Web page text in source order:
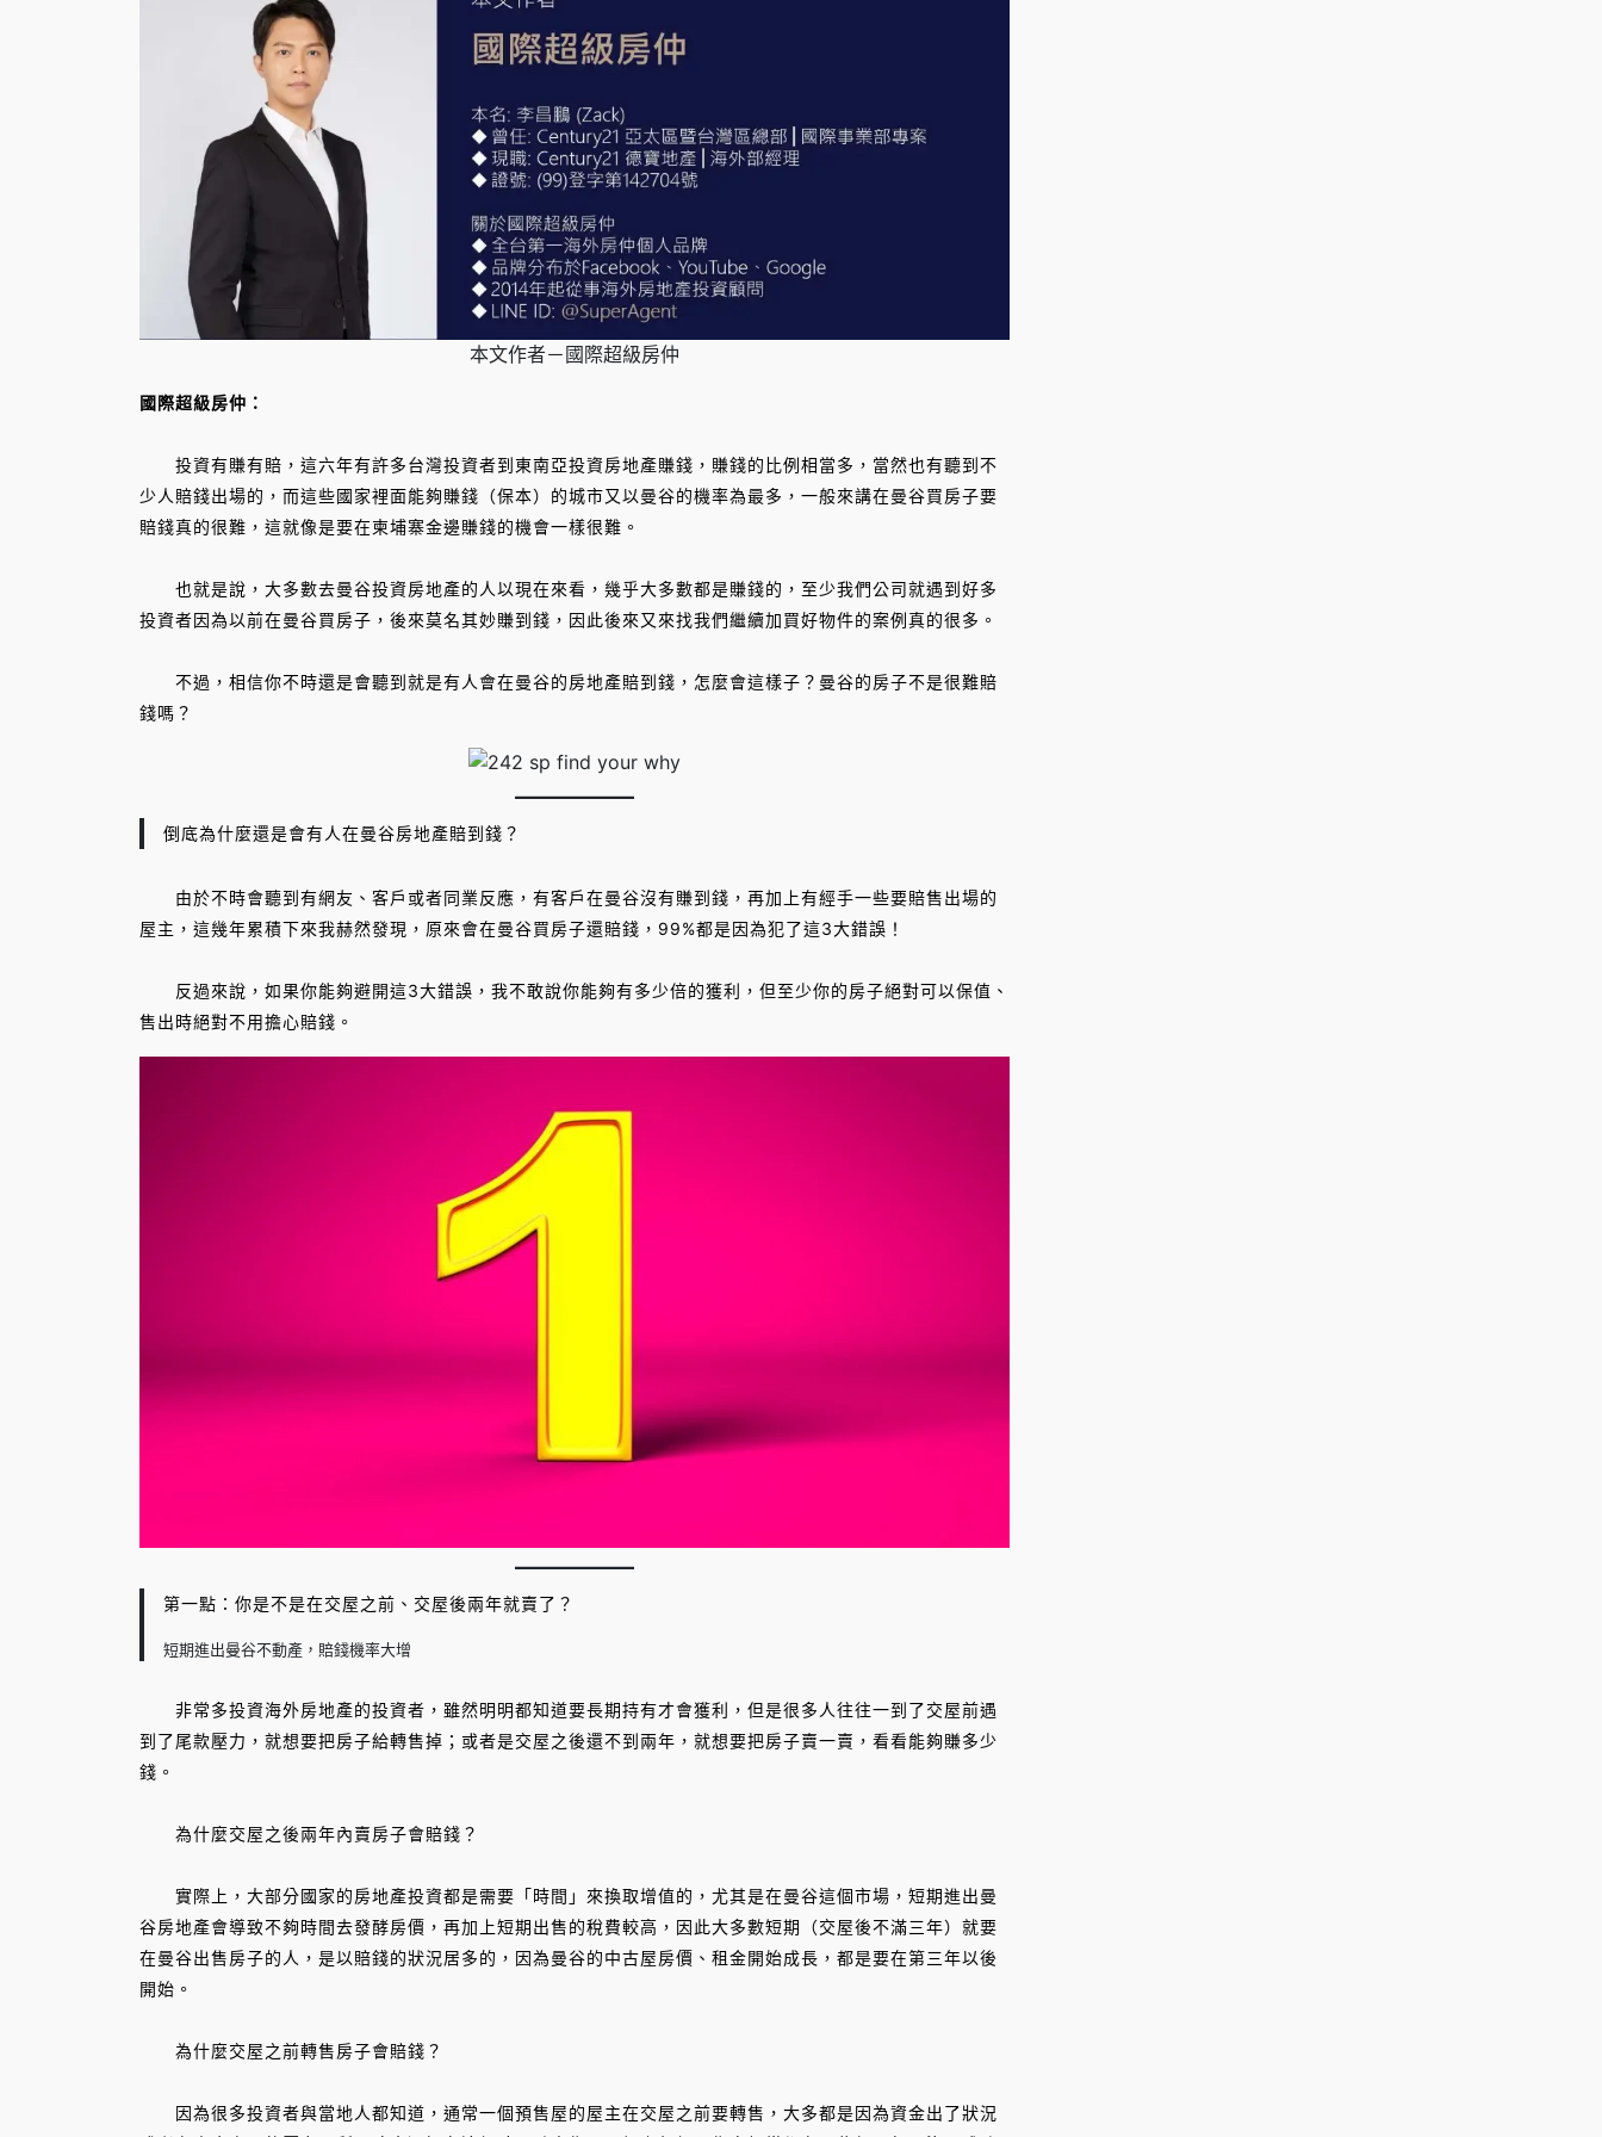
本文作者－國際超級房仲
國際超級房仲：
投資有賺有賠，這六年有許多台灣投資者到東南亞投資房地產賺錢，賺錢的比例相當多，當然也有聽到不
少人賠錢出場的，而這些國家裡面能夠賺錢（保本）的城市又以曼谷的機率為最多，一般來講在曼谷買房子要
賠錢真的很難，這就像是要在柬埔寨金邊賺錢的機會一樣很難。
也就是說，大多數去曼谷投資房地產的人以現在來看，幾乎大多數都是賺錢的，至少我們公司就遇到好多
投資者因為以前在曼谷買房子，後來莫名其妙賺到錢，因此後來又來找我們繼續加買好物件的案例真的很多。
不過，相信你不時還是會聽到就是有人會在曼谷的房地產賠到錢，怎麼會這樣子？曼谷的房子不是很難賠
錢嗎？
倒底為什麼還是會有人在曼谷房地產賠到錢？
由於不時會聽到有網友、客戶或者同業反應，有客戶在曼谷沒有賺到錢，再加上有經手一些要賠售出場的
屋主，這幾年累積下來我赫然發現，原來會在曼谷買房子還賠錢，99%都是因為犯了這3大錯誤！
反過來說，如果你能夠避開這3大錯誤，我不敢說你能夠有多少倍的獲利，但至少你的房子絕對可以保值、
售出時絕對不用擔心賠錢。
第一點：你是不是在交屋之前、交屋後兩年就賣了？
短期進出曼谷不動產，賠錢機率大增
非常多投資海外房地產的投資者，雖然明明都知道要長期持有才會獲利，但是很多人往往一到了交屋前遇
到了尾款壓力，就想要把房子給轉售掉；或者是交屋之後還不到兩年，就想要把房子賣一賣，看看能夠賺多少
錢。
為什麼交屋之後兩年內賣房子會賠錢？
實際上，大部分國家的房地產投資都是需要「時間」來換取增值的，尤其是在曼谷這個市場，短期進出曼
谷房地產會導致不夠時間去發酵房價，再加上短期出售的稅費較高，因此大多數短期（交屋後不滿三年）就要
在曼谷出售房子的人，是以賠錢的狀況居多的，因為曼谷的中古屋房價、租金開始成長，都是要在第三年以後
開始。
為什麼交屋之前轉售房子會賠錢？
因為很多投資者與當地人都知道，通常一個預售屋的屋主在交屋之前要轉售，大多都是因為資金出了狀況